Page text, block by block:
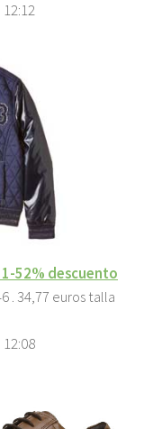
52% descuento
. 34,77 euros talla